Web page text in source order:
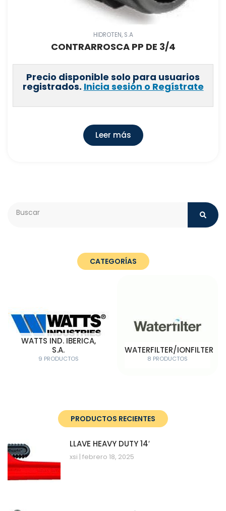
HIDROTEN, S.A
CONTRARROSCA PP DE 3/4
Precio disponible solo para usuarios
registrados. Inicia sesión o Regístrate
Leer más
CATEGORÍAS
WATTS IND. IBERICA,
S.A.
9 PRODUCTOS
WATERFILTER/IONFILTER
8 PRODUCTOS
PRODUCTOS RECIENTES
LLAVE HEAVY DUTY 14′
xsi febrero 18, 2025